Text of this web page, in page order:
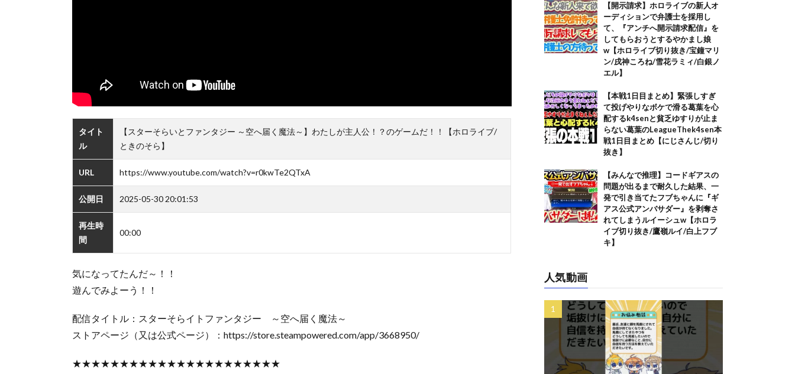
タイト
ル
【スターそらいとファンタジー ～空へ届く魔法～】わたしが主人公！？のゲームだ！！【ホロライブ/
ときのそら】
URL https://www.youtube.com/watch?v=r0kwTe2QTxA
公開日 2025-05-30 20:01:53
再生時
間
00:00
気になってたんだ～！！
遊んでみよーう！！
配信タイトル：スターそらイトファンタジー ～空へ届く魔法～
ストアページ（又は公式ページ）：https://store.steampowered.com/app/3668950/
★★★★★★★★★★★★★★★★★★★★★★
【開示請求】ホロライブの新人オ
ーディションで弁護士を採用し
て、『アンチへ開示請求配信』を
してもらおうとするやかまし娘
w【ホロライブ切り抜き/宝鐘マリ
ン/戌神ころね/雪花ラミィ/白銀ノ
エル】
【本戦1日目まとめ】緊張しすぎ
て投げやりなボケで滑る葛葉を心
配するk4senと貧乏ゆすりが止ま
らない葛葉のLeagueThek4sen本
戦1日目まとめ【にじさんじ/切り
抜き】
【みんなで推理】コードギアスの
問題が出るまで耐久した結果、一
発で引き当てたフブちゃんに『ギ
アス公式アンバサダー』を剥奪さ
れてしまうルイーシュw【ホロラ
イブ切り抜き/鷹嶺ルイ/白上フブ
キ】
人気動画